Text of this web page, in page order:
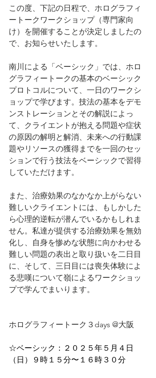
この度、下記の日程で、ホログラフィ
ートークワークショップ（専門家向
け）を開催することが決定しましたの
で、お知らせいたします。
南川による「ベーシック」では、ホロ
グラフィートークの基本のベーシック
プロトコルについて、一日のワークシ
ョップで学びます。技法の基本をデモ
ンストレーションとその解説によっ
て、クライエントが抱える問題や症状
の原因の解明と解消、未来への行動課
題やリソースの獲得までを一回のセッ
ションで行う技法をベーシックで習得
していただけます。
また、 治療効果のなかなか上がらない
難しいクライエントには、もしかした
ら心理的逆転が潜んでいるかもしれま
せん。私達が提供する治療効果を無効
化し、自身を惨めな状態に向かわせる
難しい問題の表出と取り扱いを二日目
に、そして、三日目には喪失体験によ
る悲嘆について嶺によるワークショッ
プで学んでまいります。
ホログラフィートーク３days @大阪
☆ベーシック：２０２５年５月４日
（日）９時１５分〜１６時３０分